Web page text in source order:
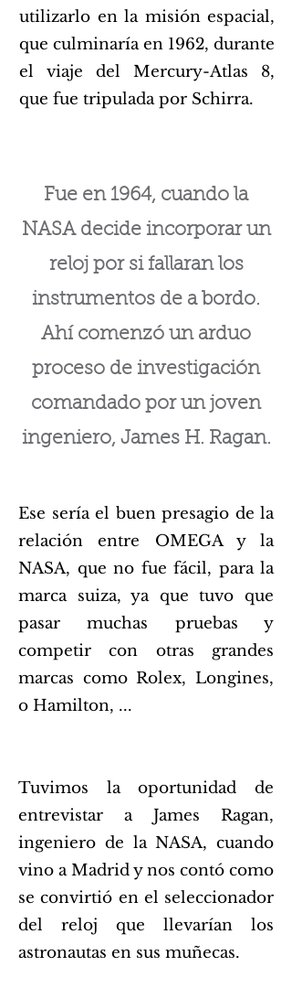
utilizarlo en la misión espacial,
que culminaría en 1962, durante
el viaje del Mercury-Atlas 8,
que fue tripulada por Schirra.
Fue en 1964, cuando la
NASA decide incorporar un
reloj por si fallaran los
instrumentos de a bordo.
Ahí comenzó un arduo
proceso de investigación
comandado por un joven
ingeniero, James H. Ragan.
Ese sería el buen presagio de la
relación entre OMEGA y la
NASA, que no fue fácil, para la
marca suiza, ya que tuvo que
pasar muchas pruebas y
competir con otras grandes
marcas como Rolex, Longines,
o Hamilton, ...
Tuvimos la oportunidad de
entrevistar a James Ragan,
ingeniero de la NASA, cuando
vino a Madrid y nos contó como
se convirtió en el seleccionador
del reloj que llevarían los
astronautas en sus muñecas.